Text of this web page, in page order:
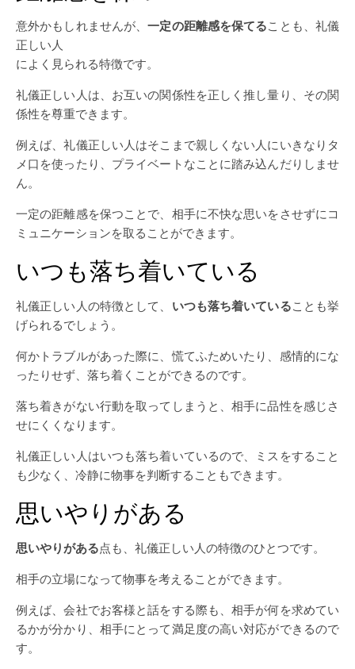
意外かもしれませんが、一定の距離感を保てることも、礼儀
正しい人
によく見られる特徴です。
礼儀正しい人は、お互いの関係性を正しく推し量り、その関
係性を尊重できます。
例えば、礼儀正しい人はそこまで親しくない人にいきなりタ
メ口を使ったり、プライベートなことに踏み込んだりしませ
ん。
一定の距離感を保つことで、相手に不快な思いをさせずにコ
ミュニケーションを取ることができます。
いつも落ち着いている
礼儀正しい人の特徴として、 いつも落ち着いていることも挙
げられるでしょう。
何かトラブルがあった際に、慌てふためいたり、感情的にな
ったりせず、落ち着くことができるのです。
落ち着きがない行動を取ってしまうと、相手に品性を感じさ
せにくくなります。
礼儀正しい人はいつも落ち着いているので、ミスをすること
も少なく、冷静に物事を判断することもできます。
思いやりがある
思いやりがある点も、礼儀正しい人の特徴のひとつです。
相手の立場になって物事を考えることができます。
例えば、会社でお客様と話をする際も、相手が何を求めてい
るかが分かり、相手にとって満足度の高い対応ができるので
す。